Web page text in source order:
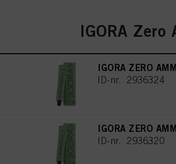
IGORA Zero
IGORA ZERO
ID-nr. 2936324
IGORA ZERO
ID-nr. 2936320